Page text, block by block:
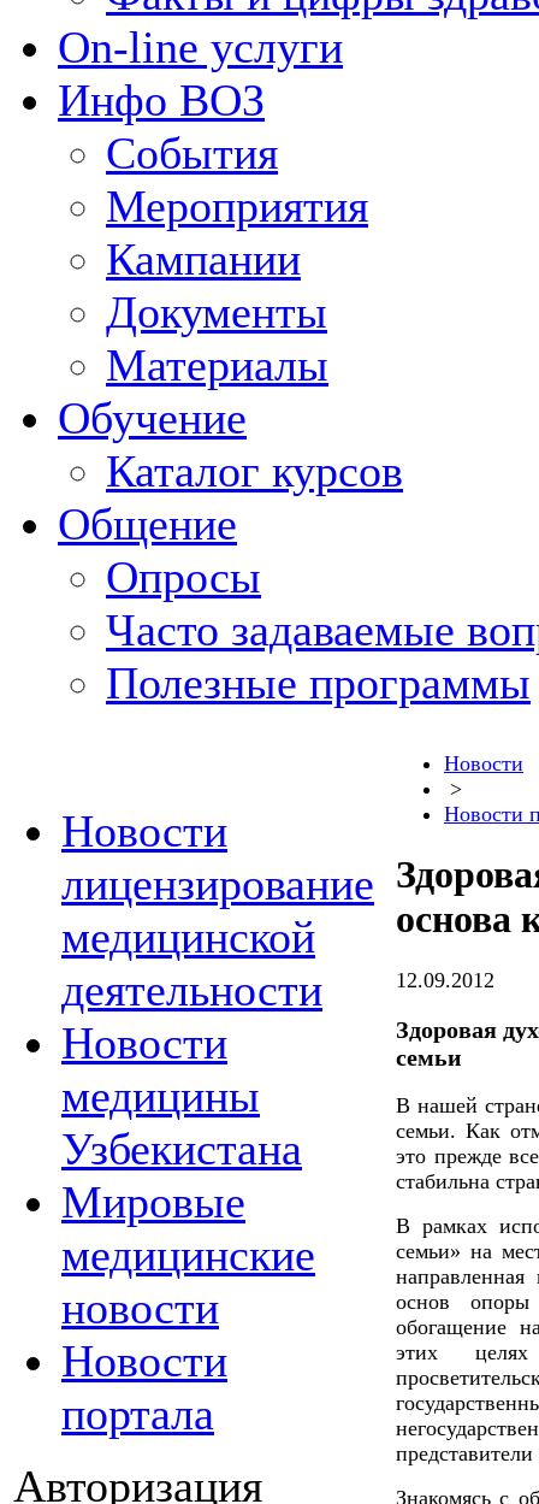
On-line услуги
Инфо ВОЗ
События
Мероприятия
Кампании
Документы
Материалы
Обучение
Каталог курсов
Общение
Опросы
Часто задаваемые
Полезные программы
Новости
лицензирование
медицинской
деятельности
Новости
медицины
Узбекистана
Мировые
медицинские
новости
Новости
портала
Авторизация
Новости
>
Новости
основа
12.09.2012
Здоровая
семьи
В нашей
семьи. Как
это прежде
стабильна
В рамках
семьи» на
основ
обогащение
этих целях
Знакомясь с